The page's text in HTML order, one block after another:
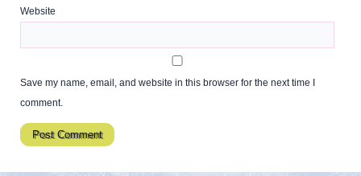
Website
Save my name, email, and website in this browser for the next time I
comment.